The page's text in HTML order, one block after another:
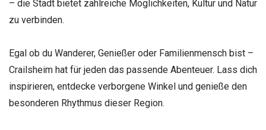
– die Stadt bietet zahlreiche Möglichkeiten, Kultur und Natur
zu verbinden.
Egal ob du Wanderer, Genießer oder Familienmensch bist –
Crailsheim hat für jeden das passende Abenteuer. Lass dich
inspirieren, entdecke verborgene Winkel und genieße den
besonderen Rhythmus dieser Region.